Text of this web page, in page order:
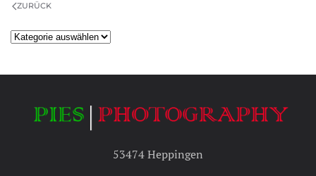
ZURÜCK
Kategorien
53474 Heppingen